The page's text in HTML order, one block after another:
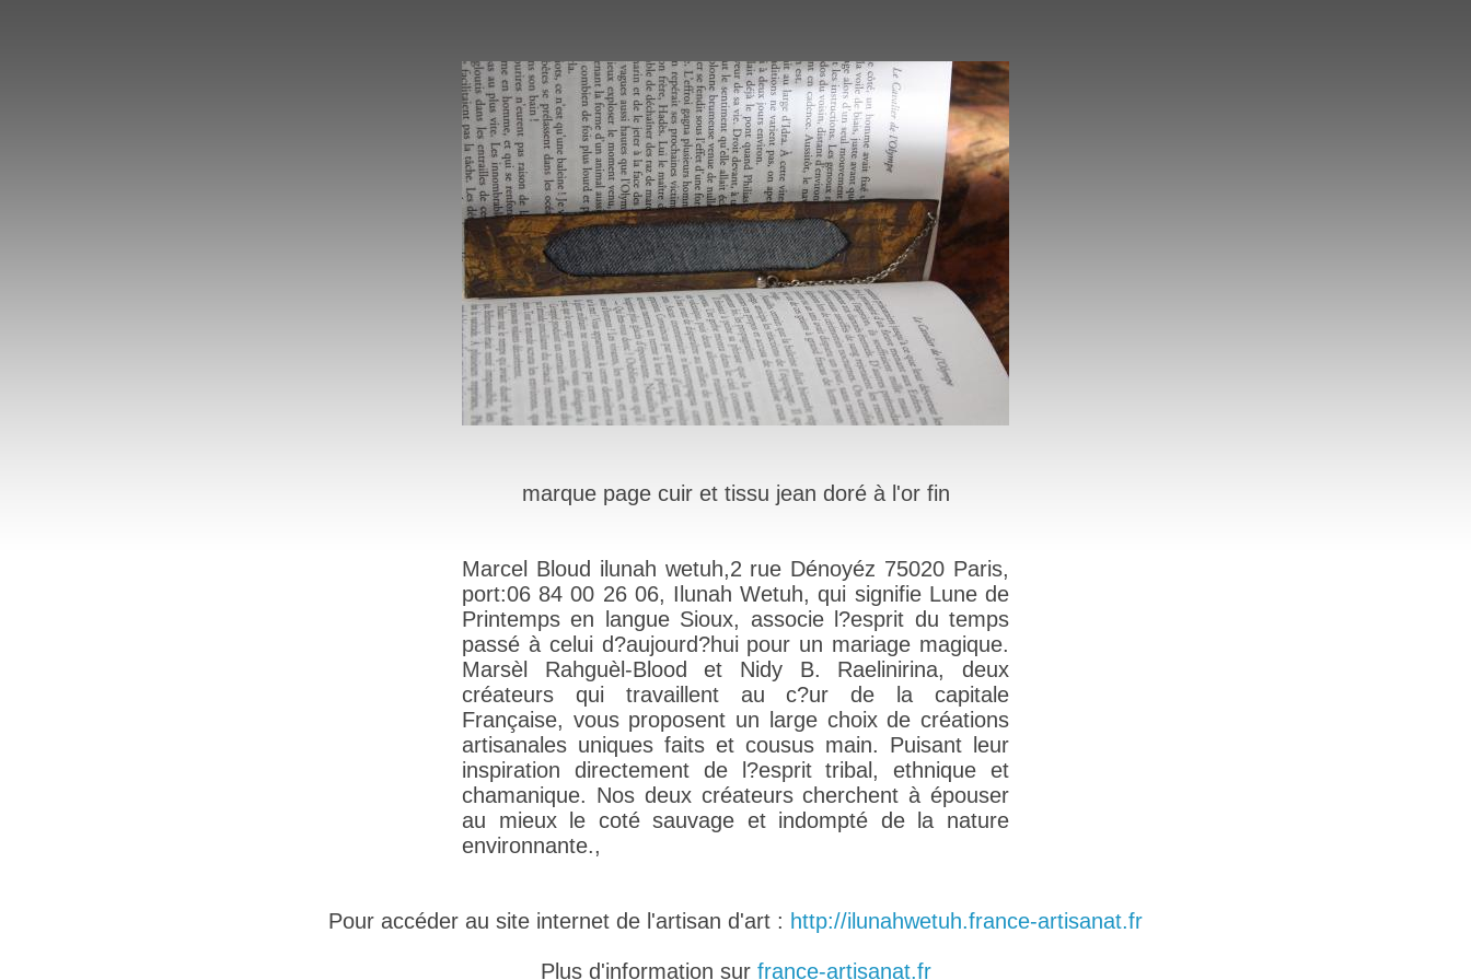
marque page cuir et tissu jean doré à l'or fin
Marcel Bloud ilunah wetuh,2 rue Dénoyéz 75020 Paris,
port:06 84 00 26 06, Ilunah Wetuh, qui signifie Lune de
Printemps en langue Sioux, associe l?esprit du temps
passé à celui d?aujourd?hui pour un mariage magique.
Marsèl Rahguèl-Blood et Nidy B. Raelinirina, deux
créateurs qui travaillent au c?ur de la capitale
Française, vous proposent un large choix de créations
artisanales uniques faits et cousus main. Puisant leur
inspiration directement de l?esprit tribal, ethnique et
chamanique. Nos deux créateurs cherchent à épouser
au mieux le coté sauvage et indompté de la nature
environnante.,
Pour accéder au site internet de l'artisan d'art : http://ilunahwetuh.france-artisanat.fr
Plus d'information sur france-artisanat.fr